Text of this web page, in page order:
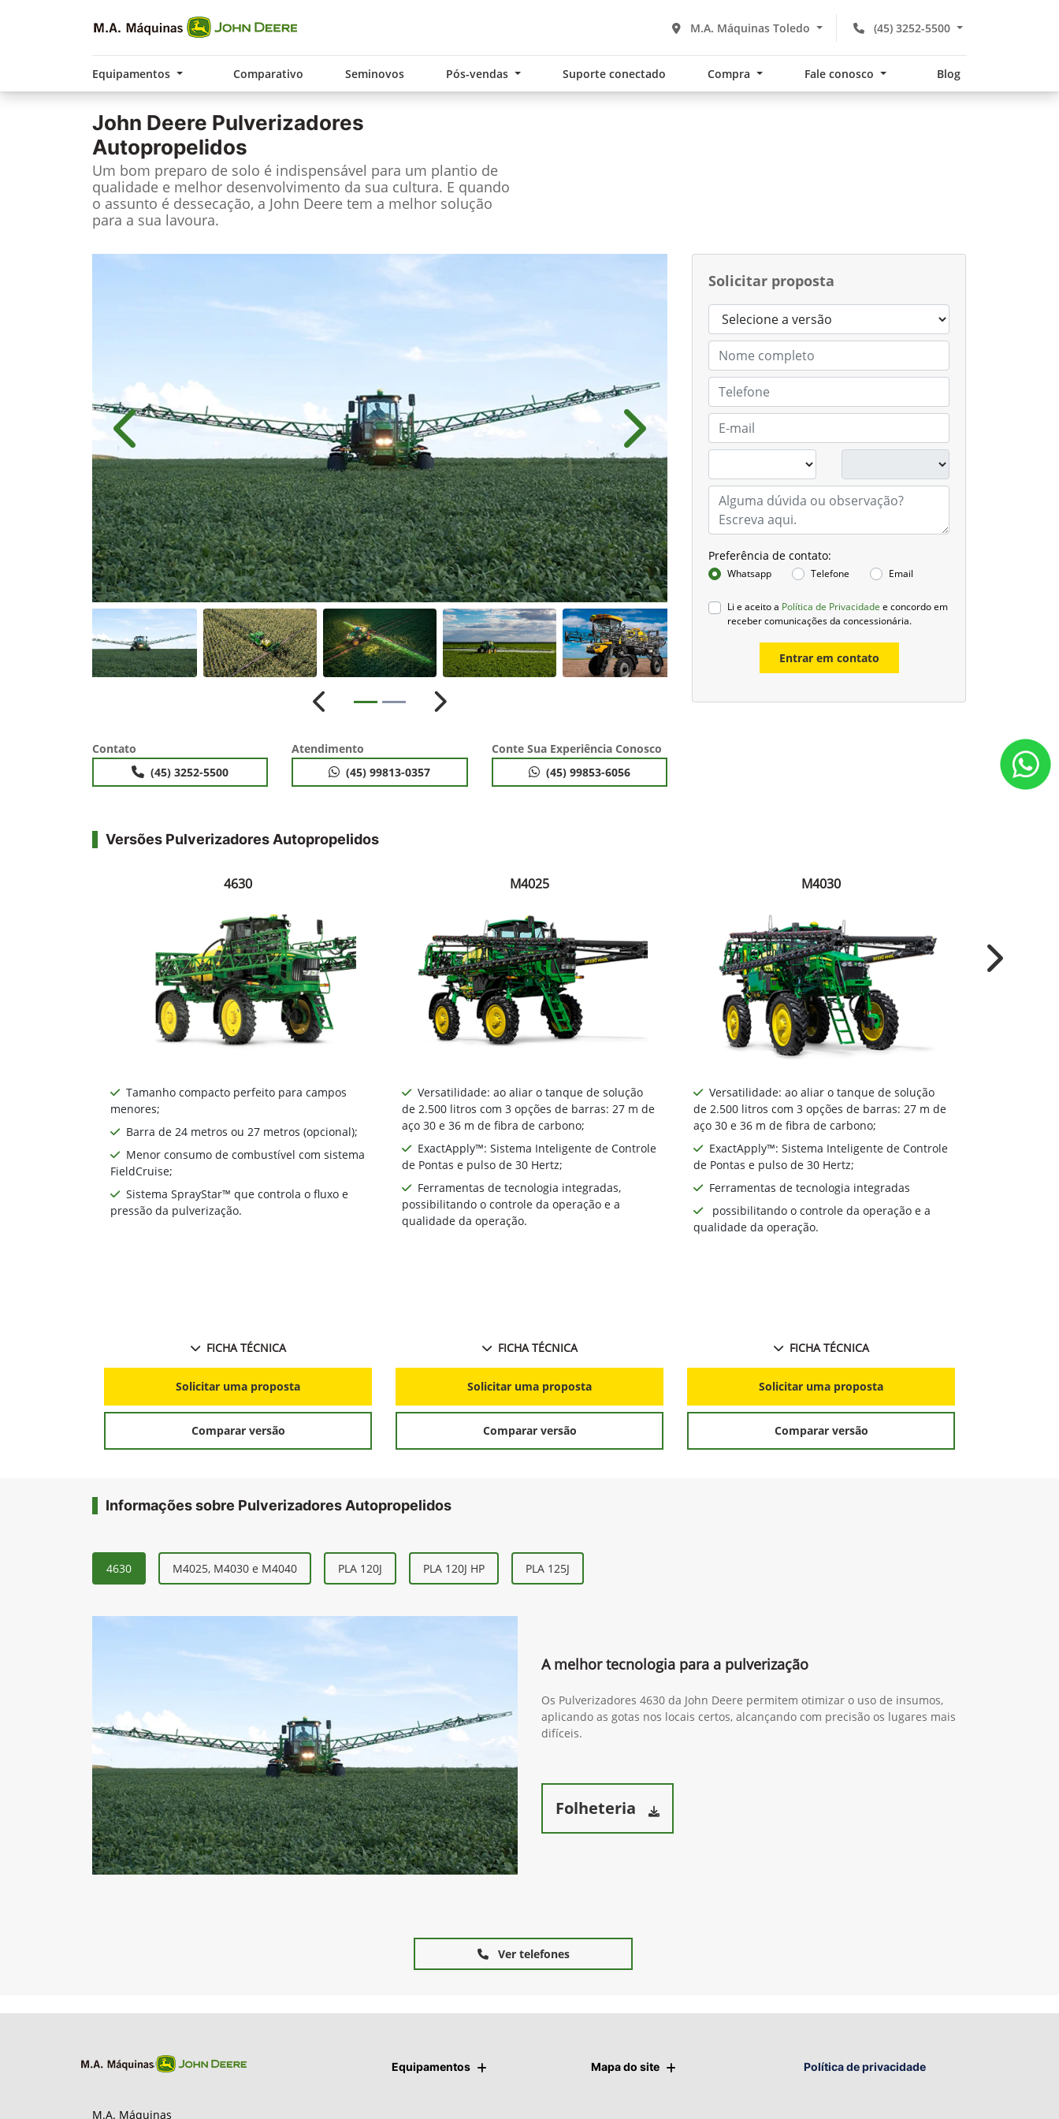
(45) 3252-5500
M.A. Máquinas Toledo
Equipamentos Comparativo Seminovos Pós-vendas Suporte conectado Compra Fale conosco Blog
John Deere Pulverizadores
Autopropelidos
Um bom preparo de solo é indispensável para um plantio de
qualidade e melhor desenvolvimento da sua cultura. E quando
o assunto é dessecação, a John Deere tem a melhor solução
para a sua lavoura.
Solicitar proposta
Preferência de contato:
Whatsapp Telefone Email
Li e aceito a Política de Privacidade e concordo em
receber comunicações da concessionária.
Entrar em contato
Anterior Próximo
Anterior Próximo
Contato
(45) 3252-5500
Atendimento
(45) 99813-0357
Conte Sua Experiência Conosco
(45) 99853-6056
Versões Pulverizadores Autopropelidos
4630
Tamanho compacto perfeito para campos
menores;
Barra de 24 metros ou 27 metros (opcional);
Menor consumo de combustível com sistema
FieldCruise;
Sistema SprayStar™ que controla o fluxo e
pressão da pulverização.
FICHA TÉCNICA
Solicitar uma proposta
Comparar versão
M4025
Versatilidade: ao aliar o tanque de solução
de 2.500 litros com 3 opções de barras: 27 m de
aço 30 e 36 m de fibra de carbono;
ExactApply™: Sistema Inteligente de Controle
de Pontas e pulso de 30 Hertz;
Ferramentas de tecnologia integradas,
possibilitando o controle da operação e a
qualidade da operação.
FICHA TÉCNICA
Solicitar uma proposta
Comparar versão
M4030
Versatilidade: ao aliar o tanque de solução
de 2.500 litros com 3 opções de barras: 27 m de
aço 30 e 36 m de fibra de carbono;
ExactApply™: Sistema Inteligente de Controle
de Pontas e pulso de 30 Hertz;
Ferramentas de tecnologia integradas
possibilitando o controle da operação e a
qualidade da operação.
FICHA TÉCNICA
Solicitar uma proposta
Comparar versão
Next
Informações sobre Pulverizadores Autopropelidos
4630 M4025, M4030 e M4040 PLA 120J PLA 120J HP PLA 125J
A melhor tecnologia para a pulverização
Os Pulverizadores 4630 da John Deere permitem otimizar o uso de insumos,
aplicando as gotas nos locais certos, alcançando com precisão os lugares mais
difíceis.
Folheteria
Ver telefones
Equipamentos Mapa do site Política de privacidade
M.A. Máquinas